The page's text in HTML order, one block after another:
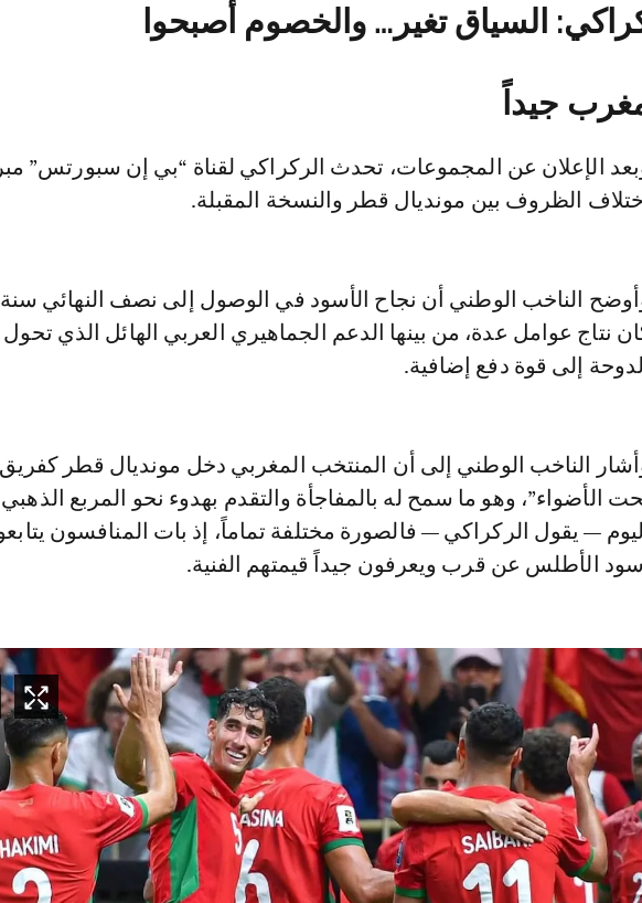
السياق تغير… والخصوم أصبحوا
جيداً
الإعلان عن المجموعات، تحدث الركراكي لقناة “بي إن سبورتس”
الظروف بين مونديال قطر والنسخة المقبلة.
نتاج عوامل عدة، من بينها الدعم الجماهيري العربي الهائل الذي
إلى قوة دفع إضافية.
الناخب الوطني إلى أن المنتخب المغربي دخل مونديال قطر كفريق
الأضواء”، وهو ما سمح له بالمفاجأة والتقدم بهدوء نحو المربع
— يقول الركراكي — فالصورة مختلفة تماماً، إذ بات المنافسون
الأطلس عن قرب ويعرفون جيداً قيمتهم الفنية.